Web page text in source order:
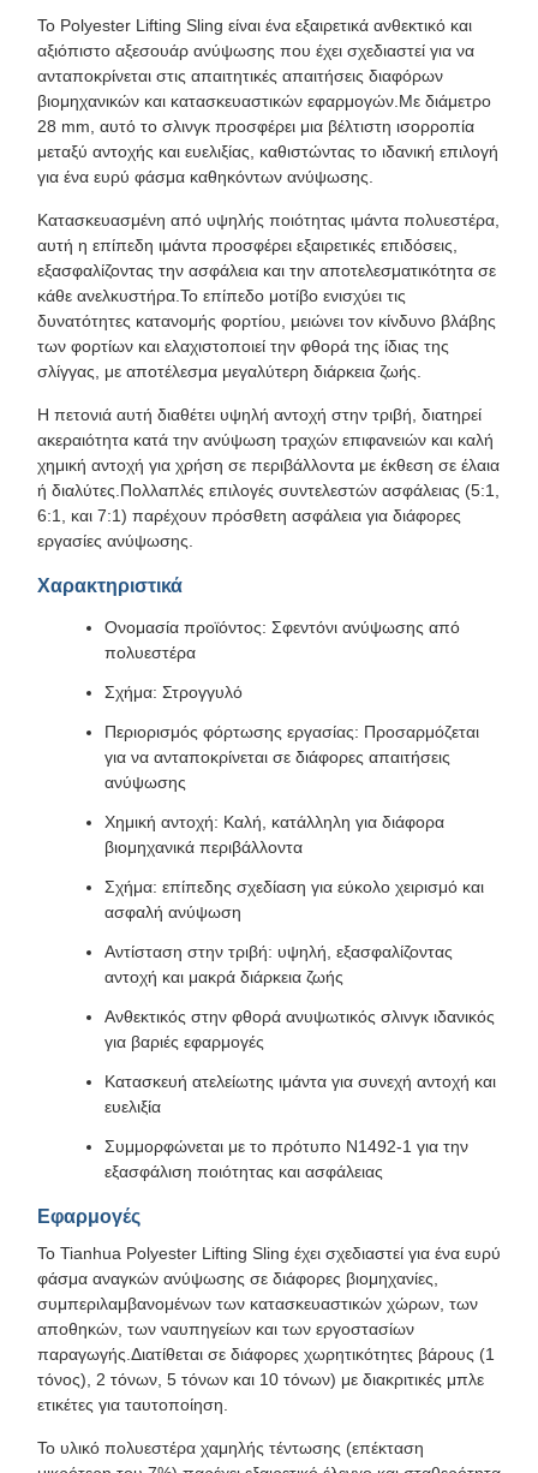
Το Polyester Lifting Sling είναι ένα εξαιρετικά ανθεκτικό και
αξιόπιστο αξεσουάρ ανύψωσης που έχει σχεδιαστεί για να
ανταποκρίνεται στις απαιτητικές απαιτήσεις διαφόρων
βιομηχανικών και κατασκευαστικών εφαρμογών.Με διάμετρο
28 mm, αυτό το σλινγκ προσφέρει μια βέλτιστη ισορροπία
μεταξύ αντοχής και ευελιξίας, καθιστώντας το ιδανική επιλογή
για ένα ευρύ φάσμα καθηκόντων ανύψωσης.
Κατασκευασμένη από υψηλής ποιότητας ιμάντα πολυεστέρα,
αυτή η επίπεδη ιμάντα προσφέρει εξαιρετικές επιδόσεις,
εξασφαλίζοντας την ασφάλεια και την αποτελεσματικότητα σε
κάθε ανελκυστήρα.Το επίπεδο μοτίβο ενισχύει τις
δυνατότητες κατανομής φορτίου, μειώνει τον κίνδυνο βλάβης
των φορτίων και ελαχιστοποιεί την φθορά της ίδιας της
σλίγγας, με αποτέλεσμα μεγαλύτερη διάρκεια ζωής.
Η πετονιά αυτή διαθέτει υψηλή αντοχή στην τριβή, διατηρεί
ακεραιότητα κατά την ανύψωση τραχών επιφανειών και καλή
χημική αντοχή για χρήση σε περιβάλλοντα με έκθεση σε έλαια
ή διαλύτες.Πολλαπλές επιλογές συντελεστών ασφάλειας (5:1,
6:1, και 7:1) παρέχουν πρόσθετη ασφάλεια για διάφορες
εργασίες ανύψωσης.
Χαρακτηριστικά
Ονομασία προϊόντος: Σφεντόνι ανύψωσης από
πολυεστέρα
Σχήμα: Στρογγυλό
Περιορισμός φόρτωσης εργασίας: Προσαρμόζεται
για να ανταποκρίνεται σε διάφορες απαιτήσεις
ανύψωσης
Χημική αντοχή: Καλή, κατάλληλη για διάφορα
βιομηχανικά περιβάλλοντα
Σχήμα: επίπεδης σχεδίαση για εύκολο χειρισμό και
ασφαλή ανύψωση
Αντίσταση στην τριβή: υψηλή, εξασφαλίζοντας
αντοχή και μακρά διάρκεια ζωής
Ανθεκτικός στην φθορά ανυψωτικός σλινγκ ιδανικός
για βαριές εφαρμογές
Κατασκευή ατελείωτης ιμάντα για συνεχή αντοχή και
ευελιξία
Συμμορφώνεται με το πρότυπο N1492-1 για την
εξασφάλιση ποιότητας και ασφάλειας
Εφαρμογές
Το Tianhua Polyester Lifting Sling έχει σχεδιαστεί για ένα ευρύ
φάσμα αναγκών ανύψωσης σε διάφορες βιομηχανίες,
συμπεριλαμβανομένων των κατασκευαστικών χώρων, των
αποθηκών, των ναυπηγείων και των εργοστασίων
παραγωγής.Διατίθεται σε διάφορες χωρητικότητες βάρους (1
τόνος), 2 τόνων, 5 τόνων και 10 τόνων) με διακριτικές μπλε
ετικέτες για ταυτοποίηση.
Το υλικό πολυεστέρα χαμηλής τέντωσης (επέκταση